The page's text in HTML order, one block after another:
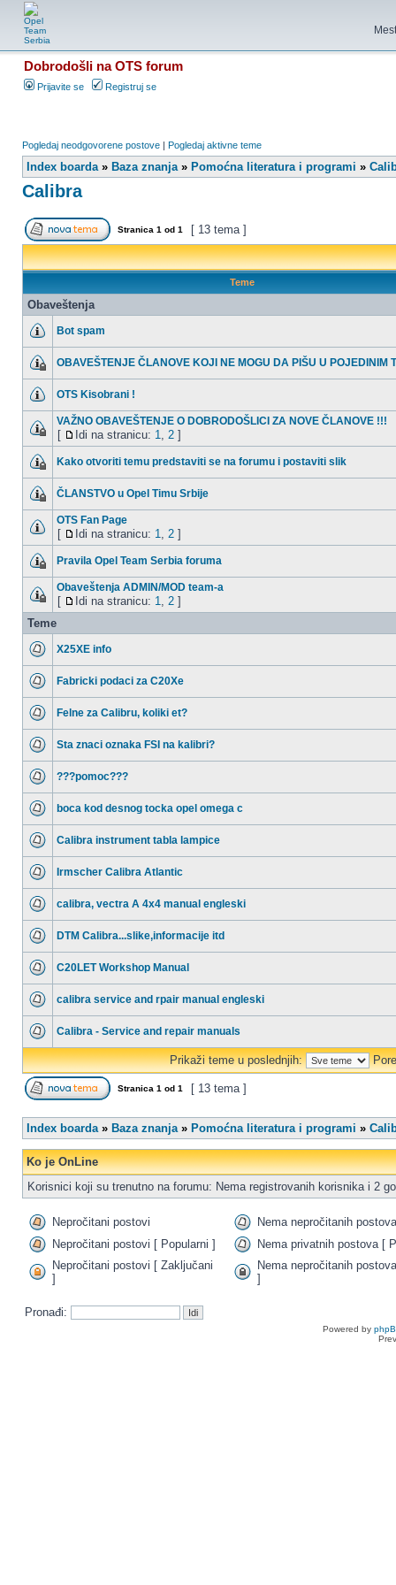
Dobrodošli na OTS forum
Prijavite se Registruj se
Pogledaj neodgovorene postove | Pogledaj aktivne teme
Index boarda» Baza znanja» Pomoćna literatura i programi »
Calibra
Stranica 1 od 1 [ 13 tema ]
Teme
Obaveštenja
Bot spam
OBAVEŠTENJE ČLANOVE KOJI NE MOGU DA PIŠU U POJEDINIM
OTS Kisobrani !
VAŽNO OBAVEŠTENJE O DOBRODOŠLICI ZA NOVE ČLANOVE !!!
[ Idi na stranicu: 1, 2 ]
Kako otvoriti temu predstaviti se na forumu i postaviti slik
ČLANSTVO u Opel Timu Srbije
OTS Fan Page
[ Idi na stranicu: 1, 2 ]
Pravila Opel Team Serbia foruma
Obaveštenja ADMIN/MOD team-a
[ Idi na stranicu: 1, 2 ]
Teme
X25XE info
Fabricki podaci za C20Xe
Felne za Calibru, koliki et?
Sta znaci oznaka FSI na kalibri?
???pomoc???
boca kod desnog tocka opel omega c
Calibra instrument tabla lampice
Irmscher Calibra Atlantic
calibra, vectra A 4x4 manual engleski
DTM Calibra...slike,informacije itd
C20LET Workshop Manual
calibra service and rpair manual engleski
Calibra - Service and repair manuals
Prikaži teme u poslednjih:
Stranica 1 od 1 [ 13 tema ]
Index boarda» Baza znanja» Pomoćna literatura i programi »
Ko je OnLine
Korisnici koji su trenutno na forumu: Nema registrovanih korisnika i 2
Nepročitani postovi
Nema nepročitanih postova
Nepročitani postovi [ Popularni ]
Nema privatnih postova [
Nepročitani postovi [ Zaključani
]
Nema nepročitanih
]
Pronađi:
Powered by